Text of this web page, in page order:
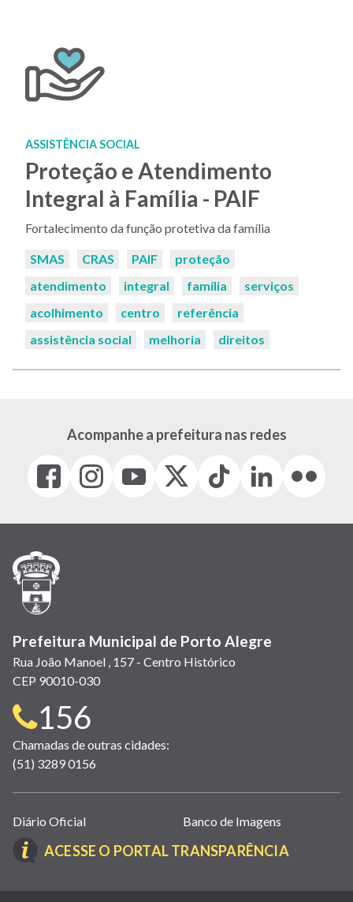
ASSISTÊNCIA SOCIAL
Proteção e Atendimento
Integral à Família - PAIF
Fortalecimento da função protetiva da família
Palavras-
SMAS CRAS PAIF
proteção
atendimento
integral família
serviços
acolhimento
centro
referência
assistência social
melhoria direitos
Acompanhe a prefeitura nas redes
Facebook
(link
em
janela)
Instagram
(link
em
(link
em
(Antigo
(link
Tiktok
(link
em
LinkedIn
(link
em
(link
em
Prefeitura Municipal de Porto Alegre
Rua João Manoel , 157 - Centro Histórico
CEP 90010-030
Telefone
para
contato:
156
Chamadas de outras cidades:
(51) 3289 0156
Links
úteis
(abrem
nova
Diário Oficial Banco de Imagens
ACESSE O PORTAL TRANSPARÊNCIA(LINK
EM